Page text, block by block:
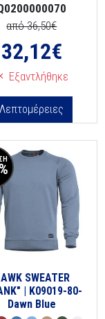
από 36,50€
32,12€
Εξαντλήθηκε
Λεπτομέρειες
SWEATER
| K09019-80-
Dawn Blue